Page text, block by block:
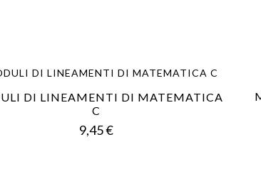
DI LINEAMENTI DI MATEMATICA
C
9,45 €Prezzo